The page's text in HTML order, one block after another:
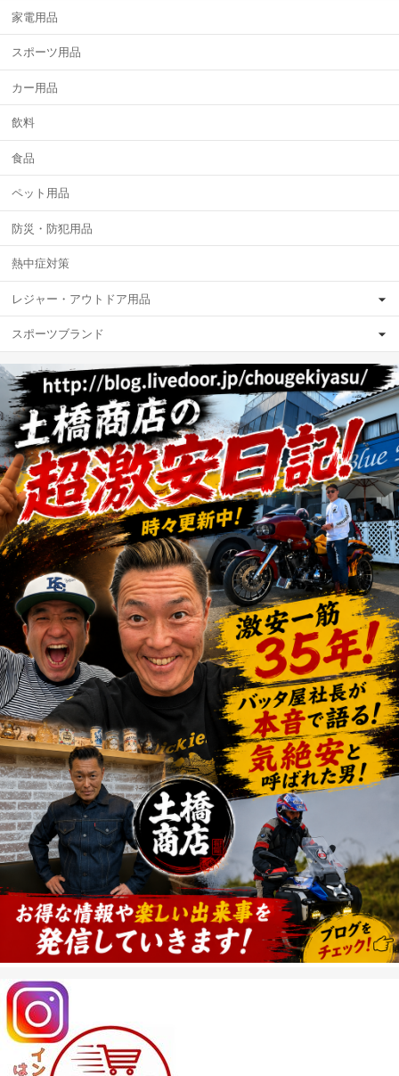
家電用品
スポーツ用品
カー用品
飲料
食品
ペット用品
防災・防犯用品
熱中症対策
レジャー・アウトドア用品
スポーツブランド